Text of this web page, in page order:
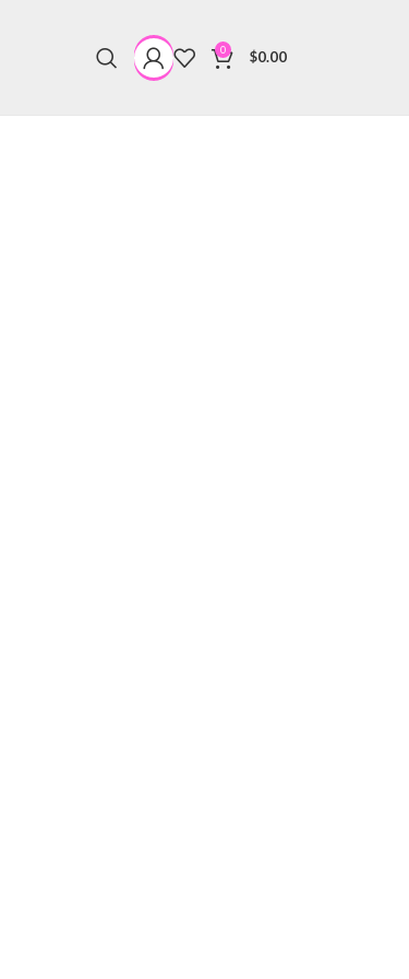
0 $0.00